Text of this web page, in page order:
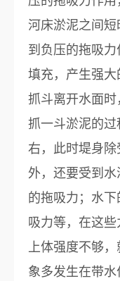
河床淤泥之间短
到负压的拖吸
填充，产生强
抓斗离开水面
抓一斗淤泥的
右，此时堤身
外，还要受到
的拖吸力；水
吸力等，在这
上体强度不够
象多发生在带水